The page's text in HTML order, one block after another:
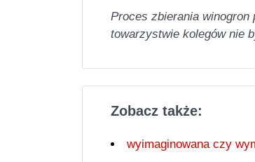
Proces zbierania winogron
towarzystwie kolegów nie
Zobacz także:
wyimaginowana czy